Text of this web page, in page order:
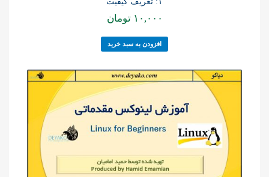
۱۰,۰۰۰ تومان
افزودن به سبد خرید